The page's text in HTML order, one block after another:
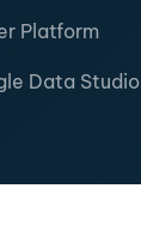
Platform
Data Studio